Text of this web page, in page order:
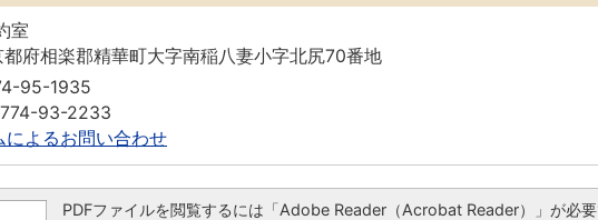
室
府相楽郡精華町大字南稲八妻小字北尻70番地
95-1935
93-2233
によるお問い合わせ
PDFファイルを閲覧するには「Adobe Reader（Acrobat Reader）」が必